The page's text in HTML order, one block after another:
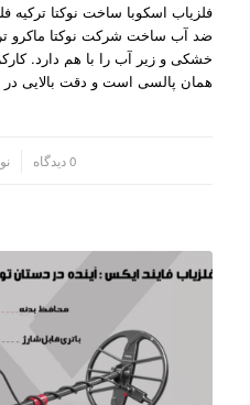
فلزیاب اسکوبا ساخت نوکتا ترکیه
ضد آب ساخت شرکت نوکتا ماکرو
خشکی و زیر آب را با هم دارد.
همان پالسی است و دقت بالایی
0 دیدگاه